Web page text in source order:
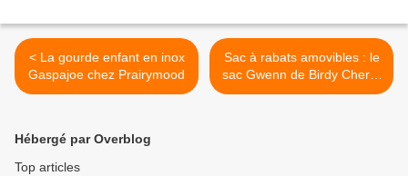
< La gourde enfant en inox
Gaspajoe chez Prairymood
Sac à rabats amovibles : le
sac Gwenn de Birdy Cherry
>
Hébergé par Overblog
Top articles